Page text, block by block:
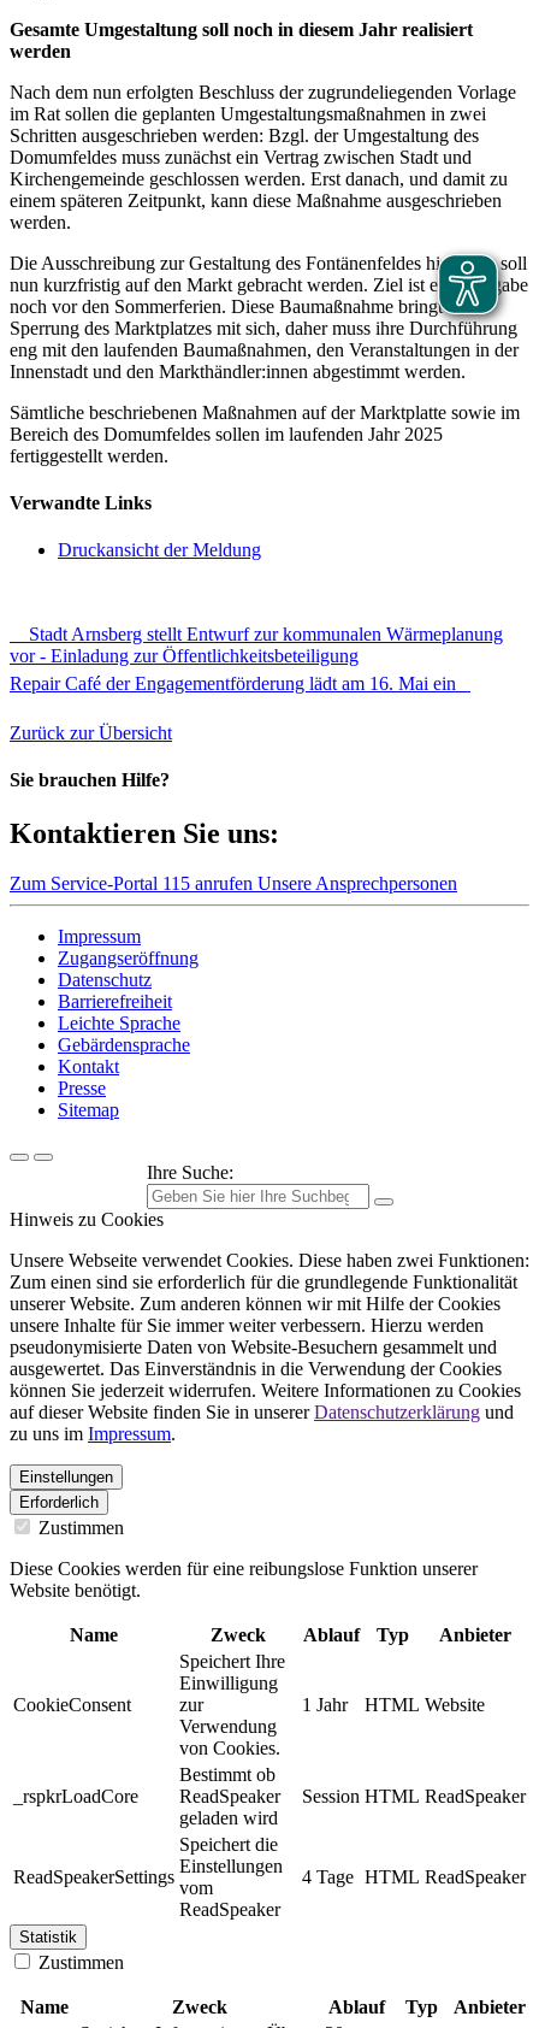
Gesamte Umgestaltung soll noch in diesem Jahr realisiert
werden
Nach dem nun erfolgten Beschluss der zugrundeliegenden Vorlage
im Rat sollen die geplanten Umgestaltungsmaßnahmen in zwei
Schritten ausgeschrieben werden: Bzgl. der Umgestaltung des
Domumfeldes muss zunächst ein Vertrag zwischen Stadt und
Kirchengemeinde geschlossen werden. Erst danach, und damit zu
einem späteren Zeitpunkt, kann diese Maßnahme ausgeschrieben
werden.
Die Ausschreibung zur Gestaltung des Fontänenfeldes hingegen soll
nun kurzfristig auf den Markt gebracht werden. Ziel ist eine Vergabe
noch vor den Sommerferien. Diese Baumaßnahme bringt eine
Sperrung des Marktplatzes mit sich, daher muss ihre Durchführung
eng mit den laufenden Baumaßnahmen, den Veranstaltungen in der
Innenstadt und den Markthändler:innen abgestimmt werden.
Sämtliche beschriebenen Maßnahmen auf der Marktplatte sowie im
Bereich des Domumfeldes sollen im laufenden Jahr 2025
fertiggestellt werden.
Verwandte Links
Druckansicht der Meldung
Stadt Arnsberg stellt Entwurf zur kommunalen Wärmeplanung
vor - Einladung zur Öffentlichkeitsbeteiligung
Repair Café der Engagementförderung lädt am 16. Mai ein
Zurück zur Übersicht
Sie brauchen Hilfe?
Kontaktieren Sie uns:
Zum Service-Portal 115 anrufen Unsere Ansprechpersonen
Impressum
Zugangseröffnung
Datenschutz
Barrierefreiheit
Leichte Sprache
Gebärdensprache
Kontakt
Presse
Sitemap
Ihre Suche:
Hinweis zu Cookies
Unsere Webseite verwendet Cookies. Diese haben zwei Funktionen:
Zum einen sind sie erforderlich für die grundlegende Funktionalität
unserer Website. Zum anderen können wir mit Hilfe der Cookies
unsere Inhalte für Sie immer weiter verbessern. Hierzu werden
pseudonymisierte Daten von Website-Besuchern gesammelt und
ausgewertet. Das Einverständnis in die Verwendung der Cookies
können Sie jederzeit widerrufen. Weitere Informationen zu Cookies
auf dieser Website finden Sie in unsererDatenschutzerklärung und
zu uns im Impressum.
Einstellungen
Erforderlich
Zustimmen
Diese Cookies werden für eine reibungslose Funktion unserer
Website benötigt.
Name Zweck Ablauf Typ Anbieter
CookieConsent
Speichert Ihre
Einwilligung
zur
Verwendung
von Cookies.
1 Jahr HTML Website
_rspkrLoadCore
Bestimmt ob
ReadSpeaker
geladen wird
Session HTML ReadSpeaker
ReadSpeakerSettings
Speichert die
Einstellungen
vom
ReadSpeaker
4 Tage HTML ReadSpeaker
Statistik
Zustimmen
Name Zweck Ablauf Typ
Anbieter